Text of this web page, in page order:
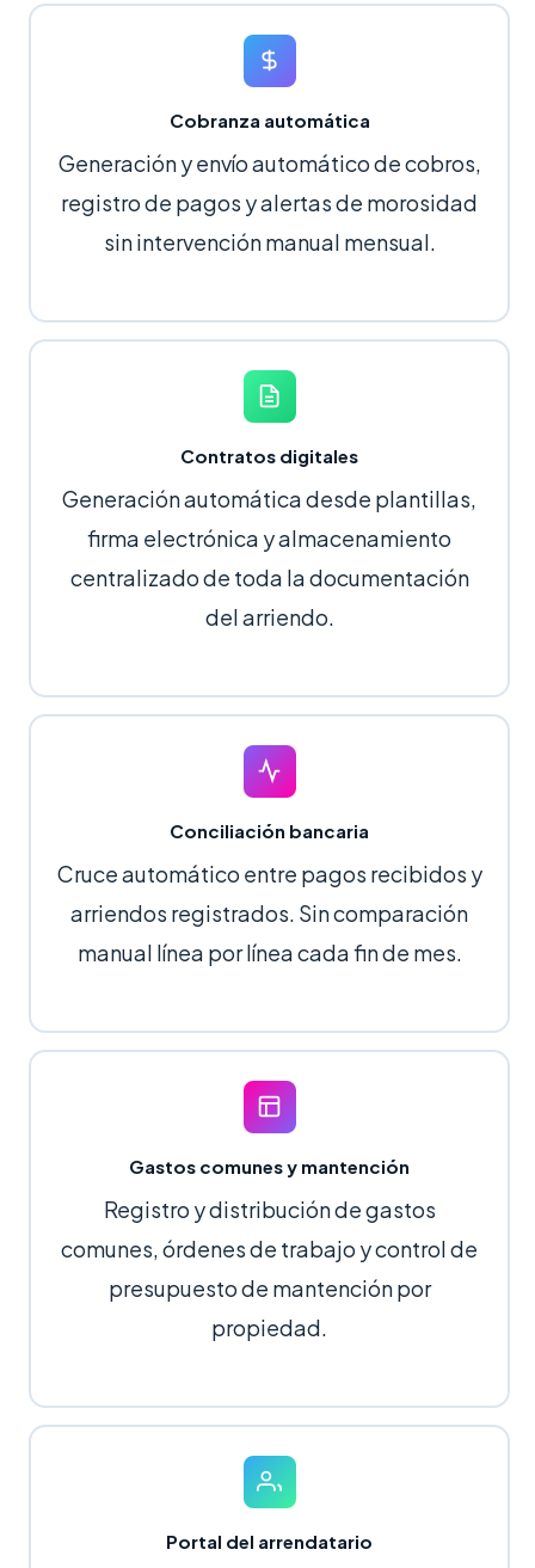
Cobranza automática
Generación y envío automático de cobros,
registro de pagos y alertas de morosidad
sin intervención manual mensual.
Contratos digitales
Generación automática desde plantillas,
firma electrónica y almacenamiento
centralizado de toda la documentación
del arriendo.
Conciliación bancaria
Cruce automático entre pagos recibidos y
arriendos registrados. Sin comparación
manual línea por línea cada fin de mes.
Gastos comunes y mantención
Registro y distribución de gastos
comunes, órdenes de trabajo y control de
presupuesto de mantención por
propiedad.
Portal del arrendatario